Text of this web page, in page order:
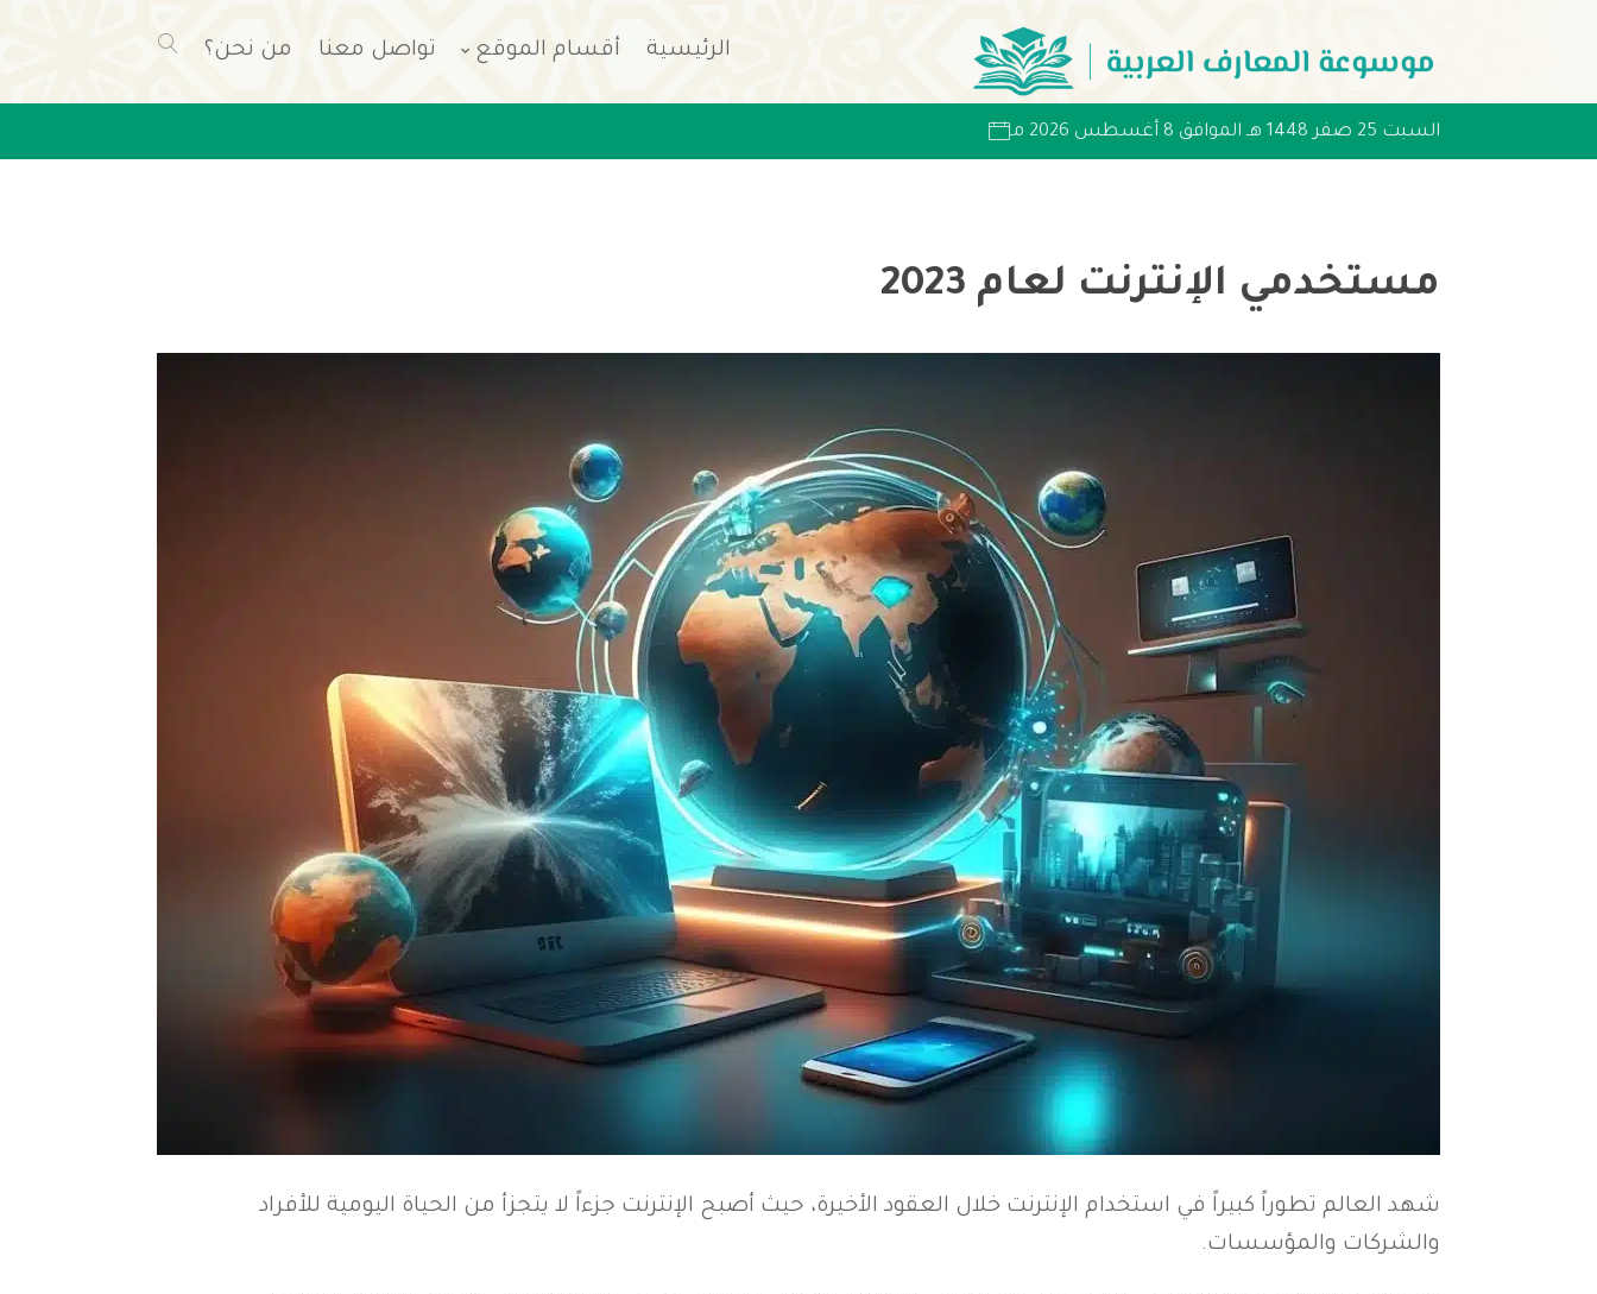
الرئيسية أقسام الموقع تواصل معنا من نحن؟
السبت 25 صفر 1448 هـ الموافق 8 أغسطس 2026 مـ
مستخدمي الإنترنت لعام 2023
شهد العالم تطوراً كبيراً في استخدام الإنترنت خلال العقود الأخيرة، حيث أصبح الإنترنت جزءاً لا يتجزأ من الحياة اليومية للأفراد
والشركات والمؤسسات.